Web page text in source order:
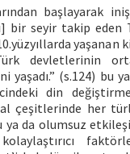
başlayarak
bir seyir takip eden
devletlerinin
(s.124) bu
din
çeşitlerinde her
da olumsuz
kolaylaştırıcı